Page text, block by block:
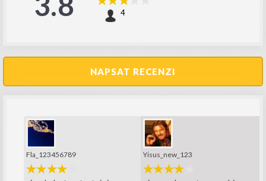
4
NAPSAT RECENZI
Fla_123456789 Yisus_new_123